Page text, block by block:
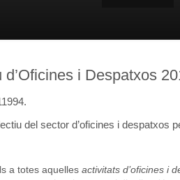
d’Oficines i Despatxos
del sector d’oficines i despatxos
a totes aquelles activitats d’oficines i